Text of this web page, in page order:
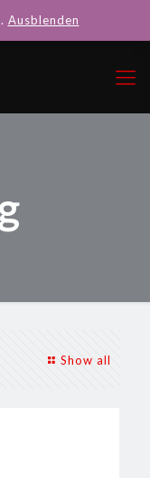
Show all
Ausblenden